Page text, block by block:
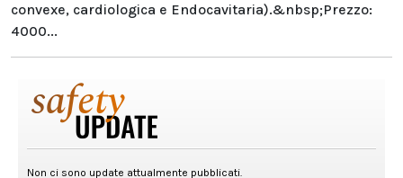
convexe, cardiologica e Endocavitaria).&nbsp;Prezzo:
4000...